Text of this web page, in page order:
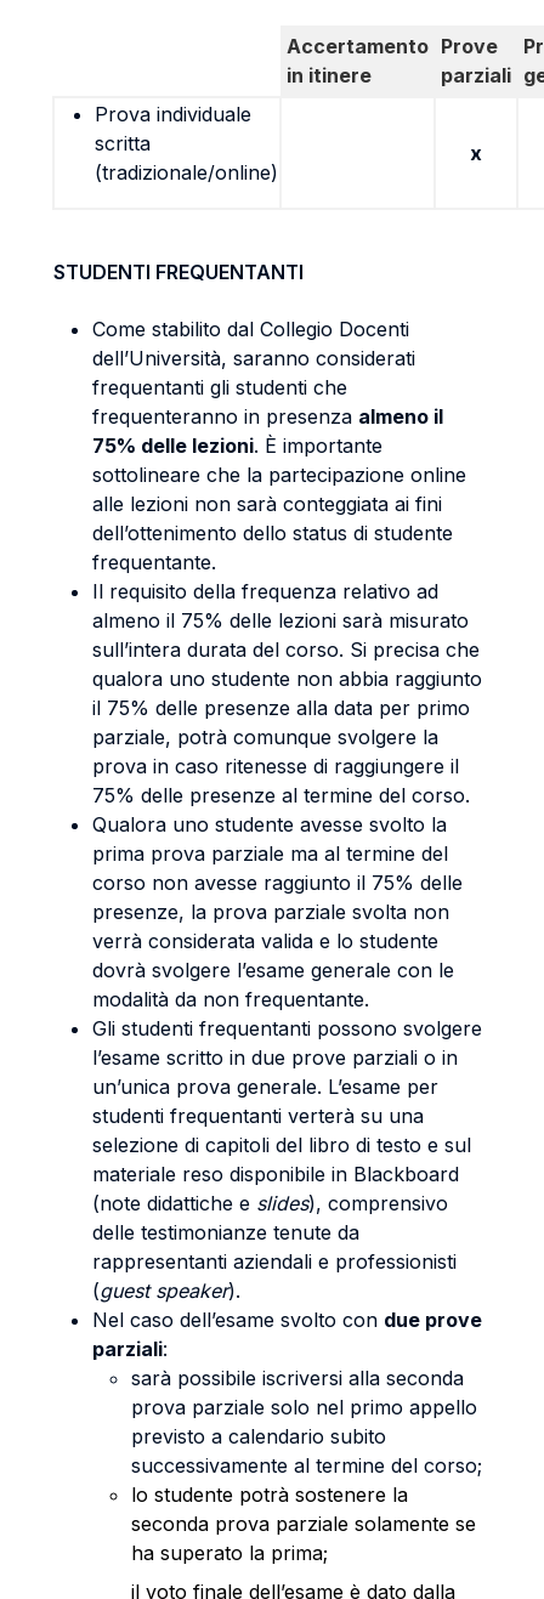
Accertamento
in itinere
Prove
parziali
Prova individuale
scritta
(tradizionale/online)
x
STUDENTI FREQUENTANTI
Come stabilito dal Collegio Docenti
dell’Università, saranno considerati
frequentanti gli studenti che
frequenteranno in presenza almeno il
75% delle lezioni. È importante
sottolineare che la partecipazione online
alle lezioni non sarà conteggiata ai fini
dell’ottenimento dello status di studente
frequentante.
Il requisito della frequenza relativo ad
almeno il 75% delle lezioni sarà misurato
sull’intera durata del corso. Si precisa che
qualora uno studente non abbia raggiunto
il 75% delle presenze alla data per primo
parziale, potrà comunque svolgere la
prova in caso ritenesse di raggiungere il
75% delle presenze al termine del corso.
Qualora uno studente avesse svolto la
prima prova parziale ma al termine del
corso non avesse raggiunto il 75% delle
presenze, la prova parziale svolta non
verrà considerata valida e lo studente
dovrà svolgere l’esame generale con le
modalità da non frequentante.
Gli studenti frequentanti possono svolgere
l’esame scritto in due prove parziali o in
un’unica prova generale. L’esame per
studenti frequentanti verterà su una
selezione di capitoli del libro di testo e sul
materiale reso disponibile in Blackboard
(note didattiche e slides), comprensivo
delle testimonianze tenute da
rappresentanti aziendali e professionisti
(guest speaker).
Nel caso dell’esame svolto con due prove
parziali:
sarà possibile iscriversi alla seconda
prova parziale solo nel primo appello
previsto a calendario subito
successivamente al termine del corso;
lo studente potrà sostenere la
seconda prova parziale solamente se
ha superato la prima;
il voto finale dell’esame è dato dalla